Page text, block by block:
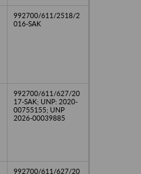
992700/611/2518/2
016-SAK
992700/611/627/20
17-SAK; UNP: 2020-
00755155; UNP
2026-00039885
992700/611/627/20